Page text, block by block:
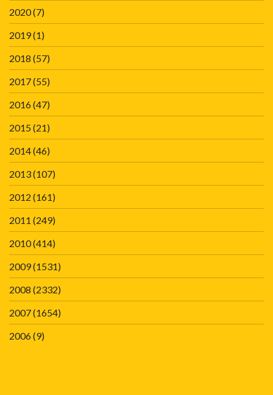
2020(7)
2019(1)
2018 (57)
2017(55)
2016(47)
2015(21)
2014(46)
2013(107)
2012 (161)
2011 (249)
2010(414)
2009(1531)
2008 (2332)
2007(1654)
2006(9)